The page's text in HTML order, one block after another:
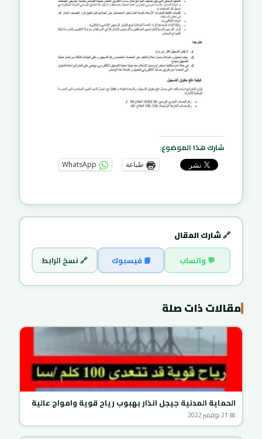
شارك هذا الموضوع:
طباعة WhatsApp
🔗 شارك المقال
💬 واتساب 📘 فيسبوك 🔗 نسخ الرابط
مقالات ذات صلة
الحماية المدنية جيجل انذار بهبوب رياح قوية وامواج عالية
📅 21 نوفمبر 2022